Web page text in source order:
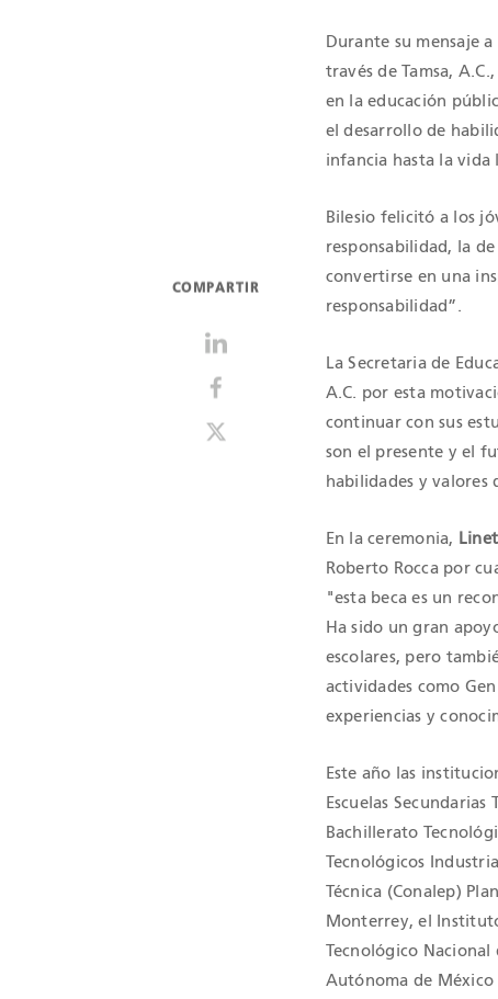
COMPARTIR
Durante su mensaje
través de Tamsa,
en la educación
el desarrollo de
infancia hasta la vida
Bilesio felicitó a los
responsabilidad, la
convertirse en una
responsabilidad”.
La Secretaria de
A.C. por esta
continuar con sus
son el presente y el
habilidades y valores
En la ceremonia,
Roberto Rocca por
"esta beca es un
Ha sido un gran
escolares, pero
actividades como
experiencias y
Este año las
Escuelas
Bachillerato
Tecnológicos
Técnica (Conalep)
Monterrey, el
Tecnológico
Autónoma de México